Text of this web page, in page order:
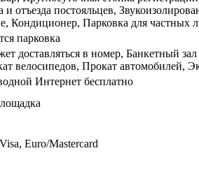
и отъезда постояльцев,
Кондиционер, Парковка для частных
парковка
доставляться в номер, Банкетный
велосипедов, Прокат автомобилей,
Интернет бесплатно
Euro/Mastercard